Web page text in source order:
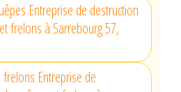
Entreprise de destruction
frelons à Sarrebourg 57,
Entreprise de